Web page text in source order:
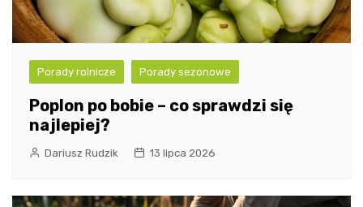
Porady rolnicze Porady sezonowe
Poplon po bobie – co sprawdzi się
najlepiej?
Dariusz Rudzik 13 lipca 2026